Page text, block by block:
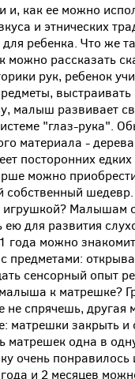
и, как ее можно
и этнических
ребенка. Что же
рассказать
рук, ребенок
малыш развивает
"глаз-рука".
материала -
посторонних
можно
собственный
Малышам
для развития
года можно
предметами:
сенсорный опыт
к матрешке?
спрячешь, другая
матрешки закрыть
матрешек одна в
очень
и 2 месяцев